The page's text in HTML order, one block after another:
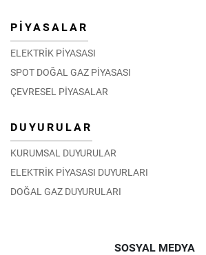
PİYASALAR
ELEKTRİK PİYASASI
SPOT DOĞAL GAZ PİYASASI
ÇEVRESEL PİYASALAR
DUYURULAR
KURUMSAL DUYURULAR
ELEKTRİK PİYASASI DUYURLARI
DOĞAL GAZ DUYURULARI
SOSYAL MEDYA